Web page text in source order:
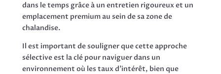
dans le temps grâce à un entretien rigoureux et un
emplacement premium au sein de sa zone de
chalandise.
Il est important de souligner que cette approche
sélective est la clé pour naviguer dans un
environnement où les taux d’intérêt, bien que